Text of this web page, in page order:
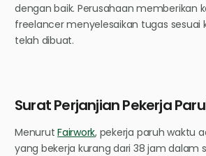
dengan baik. Perusahaan memberikan
freelancer menyelesaikan tugas sesuai
telah dibuat.
Surat Perjanjian Pekerja
MenurutFairwork, pekerja paruh waktu
yang bekerja kurang dari 38 jam dalam